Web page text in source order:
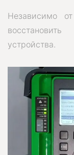
Независимо
устройства.